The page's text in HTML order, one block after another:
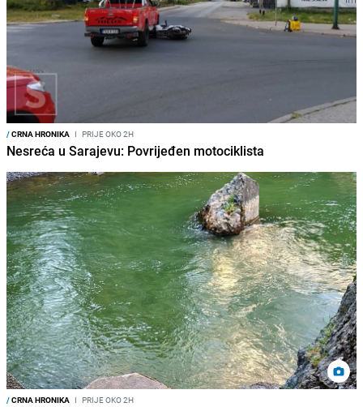
/CRNA HRONIKA I PRIJE OKO 2H
Nesreća u Sarajevu: Povrijeđen motociklista
/CRNA HRONIKA I PRIJE OKO 2H